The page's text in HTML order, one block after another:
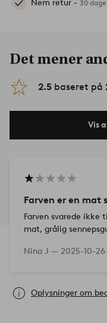
Nem retur - 30
Det mener
2.5 baseret på
Vis
Farven er en mat
Farven svarede ikke
mat, grålig
Nina J — 2025-10-26
Oplysninger om